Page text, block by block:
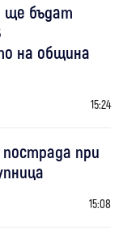
ще бъдат
на община
15:24
при
15:08